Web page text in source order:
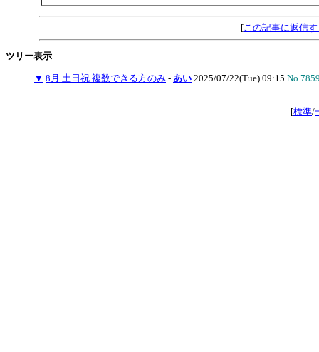
[この記事に返信す
ツリー表示
▼ 8月 土日祝 複数できる方のみ - あい 2025/07/22(Tue) 09:15
[標準/